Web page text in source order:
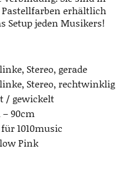
erhältlich
Setup jeden Musikers!
Stereo, gerade
Stereo, rechtwinklig
/ gewickelt
– 90cm
1010music
Pink